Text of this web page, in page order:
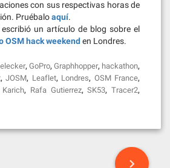
con sus respectivas horas de
Pruébaloaquí.
escribió un artículo de blog sobre el
OSM hack weekend en Londres.
, GoPro, Graphhopper, hackathon,
, JOSM, Leaflet, Londres, OSM France,
Karich, Rafa Gutierrez,SK53,Tracer2,